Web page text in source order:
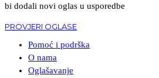
bi dodali novi oglas u usporedbe
PROVJERI OGLASE
Pomoć i podrška
O nama
Oglašavanje